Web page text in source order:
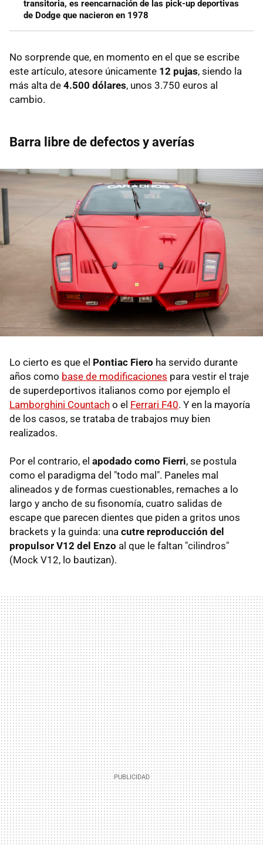
transitoria, es reencarnación de las pick-up deportivas
de Dodge que nacieron en 1978
No sorprende que, en momento en el que se escribe
este artículo, atesore únicamente 12 pujas, siendo la
más alta de 4.500 dólares, unos 3.750 euros al
cambio.
Barra libre de defectos y averías
Lo cierto es que el Pontiac Fiero ha servido durante
años como base de modificaciones para vestir el traje
de superdeportivos italianos como por ejemplo el
Lamborghini Countach o el Ferrari F40. Y en la mayoría
de los casos, se trataba de trabajos muy bien
realizados.
Por el contrario, el apodado como Fierri, se postula
como el paradigma del "todo mal". Paneles mal
alineados y de formas cuestionables, remaches a lo
largo y ancho de su fisonomía, cuatro salidas de
escape que parecen dientes que piden a gritos unos
brackets y la guinda: una cutre reproducción del
propulsor V12 del Enzo al que le faltan "cilindros"
(Mock V12, lo bautizan).